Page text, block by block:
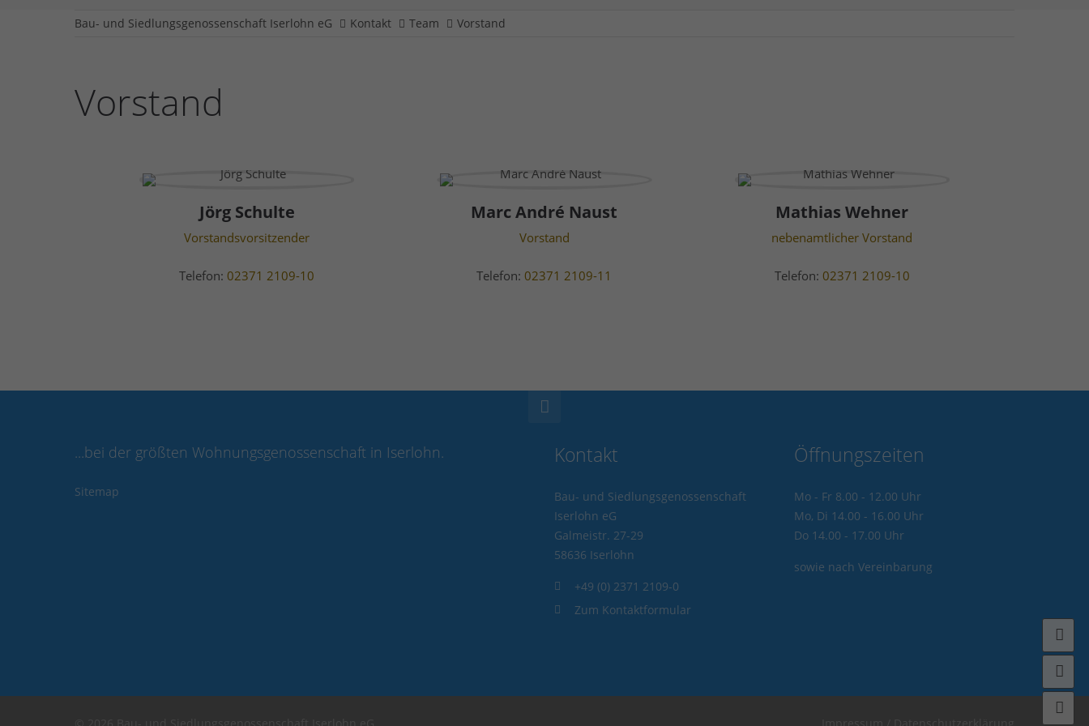
Bau- und Siedlungsgenossenschaft Iserlohn eG Kontakt Team Vorstand
Vorstand
Jörg Schulte
Vorstandsvorsitzender
Telefon:02371 2109-10
Marc André Naust
Vorstand
Telefon:02371 2109-11
Mathias Wehner
nebenamtlicher Vorstand
Telefon: 02371 2109-10
...bei der größten Wohnungsgenossenschaft in Iserlohn.
Sitemap
Kontakt
Bau- und Siedlungsgenossenschaft
Iserlohn eG
Galmeistr. 27-29
58636 Iserlohn
+49 (0) 2371 2109-0
Zum Kontaktformular
Öffnungszeiten
Mo - Fr 8.00 - 12.00 Uhr
Mo, Di 14.00 - 16.00 Uhr
Do 14.00 - 17.00 Uhr
sowie nach Vereinbarung